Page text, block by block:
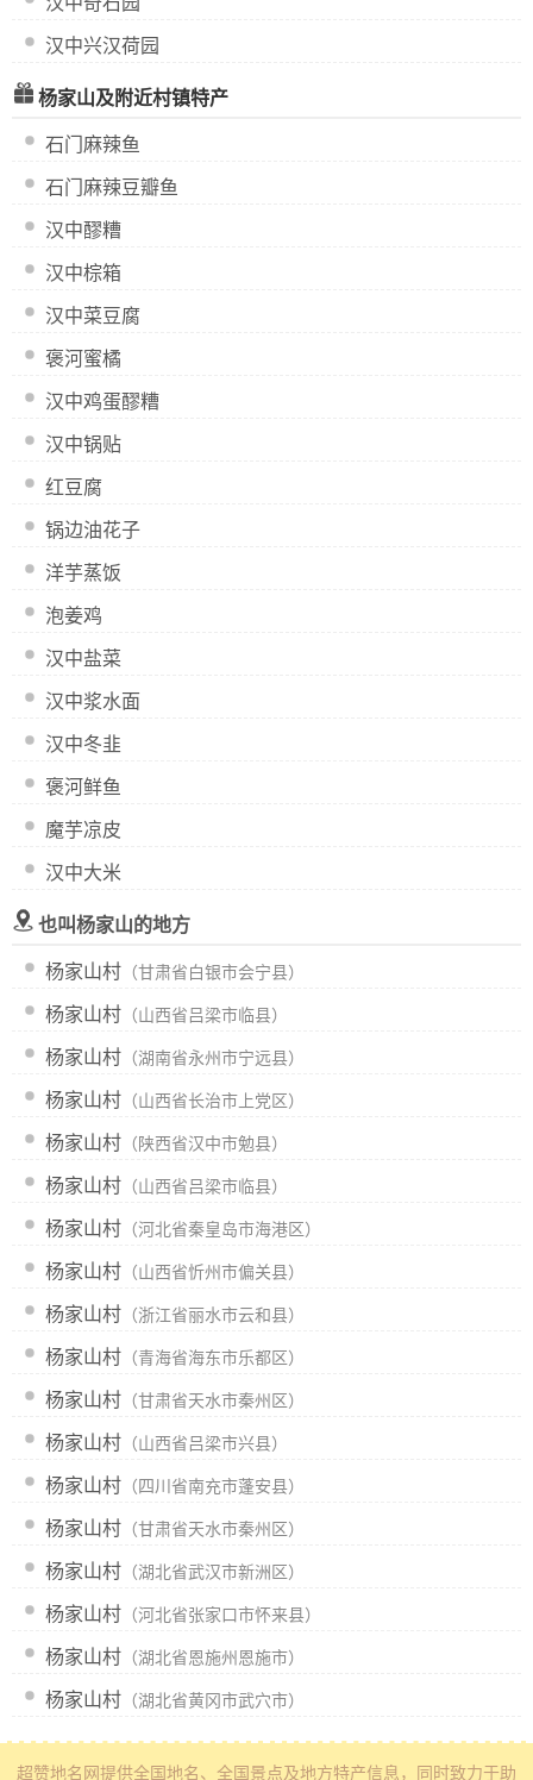
汉中兴汉荷园
杨家山及附近村镇特产
石门麻辣鱼
石门麻辣豆瓣鱼
汉中醪糟
汉中棕箱
汉中菜豆腐
褒河蜜橘
汉中鸡蛋醪糟
汉中锅贴
红豆腐
锅边油花子
洋芋蒸饭
泡姜鸡
汉中盐菜
汉中浆水面
汉中冬韭
褒河鲜鱼
魔芋凉皮
汉中大米
也叫杨家山的地方
杨家山村 （甘肃省白银市会宁县）
杨家山村 （山西省吕梁市临县）
杨家山村 （湖南省永州市宁远县）
杨家山村 （山西省长治市上党区）
杨家山村 （陕西省汉中市勉县）
杨家山村 （山西省吕梁市临县）
杨家山村 （河北省秦皇岛市海港区）
杨家山村 （山西省忻州市偏关县）
杨家山村 （浙江省丽水市云和县）
杨家山村 （青海省海东市乐都区）
杨家山村 （甘肃省天水市秦州区）
杨家山村 （山西省吕梁市兴县）
杨家山村 （四川省南充市蓬安县）
杨家山村 （甘肃省天水市秦州区）
杨家山村 （湖北省武汉市新洲区）
杨家山村 （河北省张家口市怀来县）
杨家山村 （湖北省恩施州恩施市）
杨家山村 （湖北省黄冈市武穴市）
超赞地名网提供全国地名、全国景点及地方特产信息 ，同时致力于助